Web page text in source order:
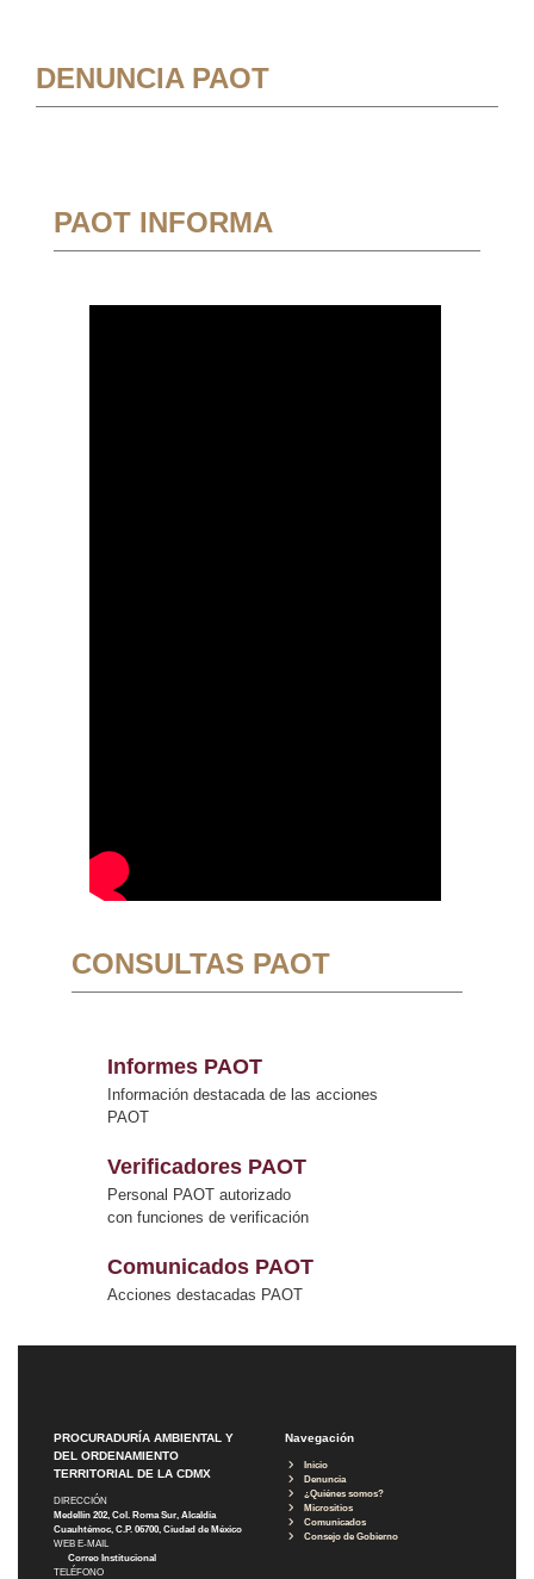
DENUNCIA PAOT
PAOT INFORMA
CONSULTAS PAOT
Informes PAOT
Información destacada de las acciones
PAOT
Verificadores PAOT
Personal PAOT autorizado
con funciones de verificación
Comunicados PAOT
Acciones destacadas PAOT
PROCURADURÍA AMBIENTAL Y
DEL ORDENAMIENTO
TERRITORIAL DE LA CDMX
DIRECCIÓN
Medellín 202, Col. Roma Sur, Alcaldía
Cuauhtémoc, C.P. 06700, Ciudad de México
WEB E-MAIL
Correo Institucional
TELÉFONO
Navegación
Inicio
Denuncia
¿Quiénes somos?
Micrositios
Comunicados
Consejo de Gobierno